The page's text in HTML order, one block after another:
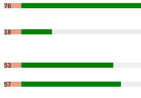
76
18
53
57